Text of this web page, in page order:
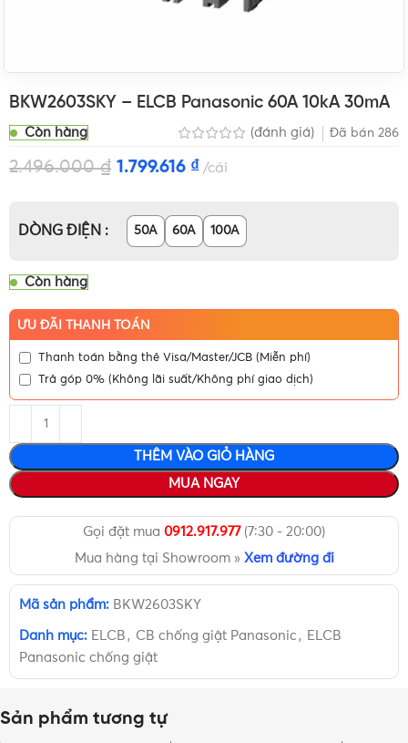
BKW2603SKY – ELCB Panasonic 60A 10kA 30mA
Còn hàng (đánh giá) Đã bán 286
2.496.000₫ 1.799.616 ₫ cái
DÒNG ĐIỆN 50A 60A 100A
Còn hàng
ƯU ĐÃI THANH TOÁN
Thanh toán bằng thẻ Visa/Master/JCB (Miễn phí)
Trả góp 0% (Không lãi suất/Không phí giao dịch)
THÊM VÀO GIỎ HÀNG
MUA NGAY
Gọi đặt mua 0912.917.977(7:30 - 20:00)
Mua hàng tại Showroom » Xem đường đi
Mã sản phẩm: BKW2603SKY
Danh mục: ELCB , CB chống giật Panasonic , ELCB
Panasonic chống giật
Sản phẩm tương tự